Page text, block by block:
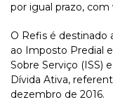
por igual prazo, com
O Refis é
ao Imposto Predial
Sobre Serviço (ISS)
Dívida Ativa,
dezembro de 2016.